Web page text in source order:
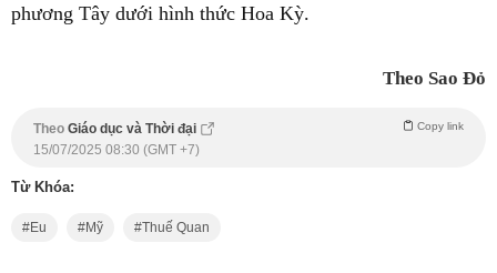
phương Tây dưới hình thức Hoa Kỳ.
Theo Sao Đỏ
Theo Giáo dục và Thời đại Copy link
15/07/2025 08:30 (GMT +7)
Từ Khóa:
Eu Mỹ Thuế Quan